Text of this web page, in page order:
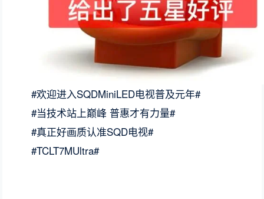
#欢迎进入SQDMiniLED电视普及元年#
#当技术站上巅峰 普惠才有力量#
#真正好画质认准SQD电视#
#TCLT7MUltra#